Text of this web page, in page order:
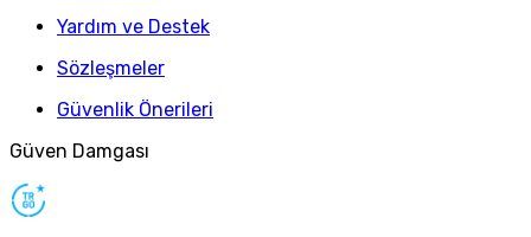
Yardım ve Destek
Sözleşmeler
Güvenlik Önerileri
Güven Damgası